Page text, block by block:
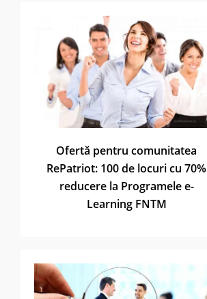
Ofertă pentru comunitatea
RePatriot: 100 de locuri cu 70%
reducere la Programele e-
Learning FNTM